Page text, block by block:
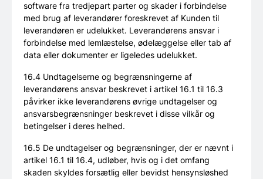
software fra tredjepart parter og skader i forbindelse
med brug af leverandører foreskrevet af Kunden til
leverandøren er udelukket. Leverandørens ansvar i
forbindelse med lemlæstelse, ødelæggelse eller tab af
data eller dokumenter er ligeledes udelukket.
16.4 Undtagelserne og begrænsningerne af
leverandørens ansvar beskrevet i artikel 16.1 til 16.3
påvirker ikke leverandørens øvrige undtagelser og
ansvarsbegrænsninger beskrevet i disse vilkår og
betingelser i deres helhed.
16.5 De undtagelser og begrænsninger, der er nævnt i
artikel 16.1 til 16.4, udløber, hvis og i det omfang
skaden skyldes forsætlig eller bevidst hensynsløshed